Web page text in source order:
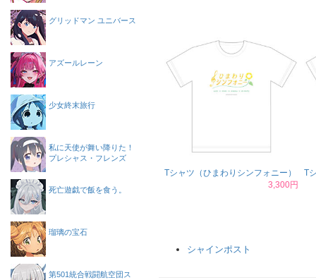
Tシャツ（ひまわりシンフォニー）
3,300円
T
シャインポスト
グリッドマン ユニバース
アズールレーン
少女終末旅行
私に天使が舞い降りた！
プレシャス・フレンズ
死亡遊戯で飯を食う。
瑠璃の宝石
第501統合戦闘航空団ス